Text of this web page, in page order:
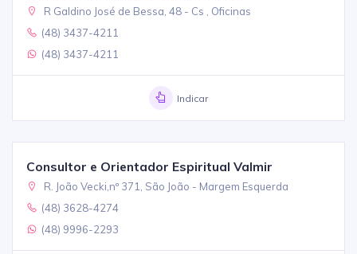
R Galdino José de Bessa, 48 - Cs , Oficinas
(48) 3437-4211
(48) 3437-4211
Indicar
Consultor e Orientador Espiritual Valmir
R. João Vecki,nº 371, São João - Margem Esquerda
(48) 3628-4274
(48) 9996-2293